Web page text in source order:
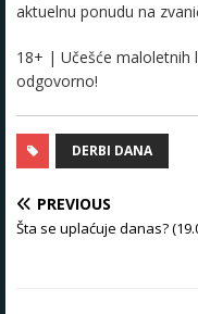
aktuelnu ponudu na
18+ | Učešće maloletnih
odgovorno!
DERBI DANA
PREVIOUS
Šta se uplaćuje danas?